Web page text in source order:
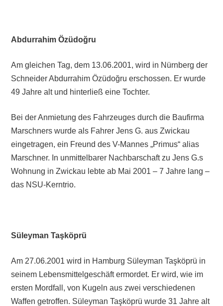
Abdurrahim Özüdoğru
Am gleichen Tag, dem 13.06.2001, wird in Nürnberg der
Schneider Abdurrahim Özüdoğru erschossen. Er wurde
49 Jahre alt und hinterließ eine Tochter.
Bei der Anmietung des Fahrzeuges durch die Baufirma
Marschners wurde als Fahrer Jens G. aus Zwickau
eingetragen, ein Freund des V-Mannes „Primus“ alias
Marschner. In unmittelbarer Nachbarschaft zu Jens G.s
Wohnung in Zwickau lebte ab Mai 2001 – 7 Jahre lang –
das NSU-Kerntrio.
Süleyman Taşköprü
Am 27.06.2001 wird in Hamburg Süleyman Taşköprü in
seinem Lebensmittelgeschäft ermordet. Er wird, wie im
ersten Mordfall, von Kugeln aus zwei verschiedenen
Waffen getroffen. Süleyman Taşköprü wurde 31 Jahre alt